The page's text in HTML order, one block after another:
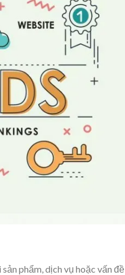
phẩm, dịch vụ hoặc vấn đề